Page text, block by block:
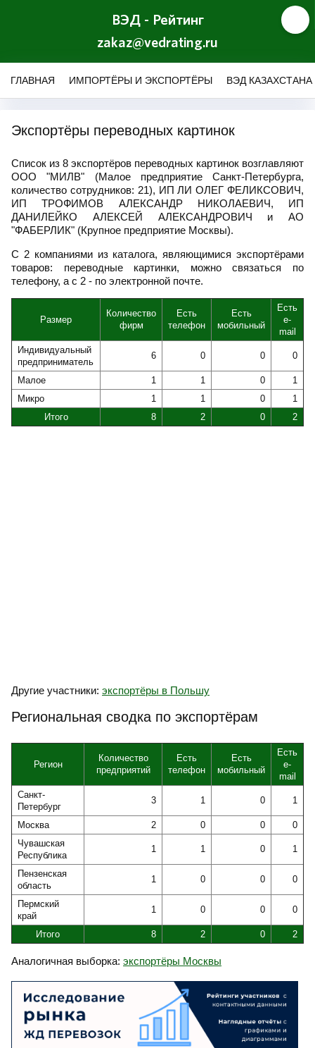
ВЭД - Рейтинг
zakaz@vedrating.ru
ГЛАВНАЯ ИМПОРТЁРЫ И ЭКСПОРТЁРЫ ВЭД КАЗАХСТАНА
Экспортёры переводных картинок
Список из 8 экспортёров переводных картинок возглавляют
ООО "МИЛВ" (Малое предприятие Санкт-Петербурга,
количество сотрудников: 21), ИП ЛИ ОЛЕГ ФЕЛИКСОВИЧ,
ИП ТРОФИМОВ АЛЕКСАНДР НИКОЛАЕВИЧ, ИП
ДАНИЛЕЙКО АЛЕКСЕЙ АЛЕКСАНДРОВИЧ и АО
"ФАБЕРЛИК" (Крупное предприятие Москвы).
С 2 компаниями из каталога, являющимися экспортёрами
товаров: переводные картинки, можно связаться по
телефону, а с 2 - по электронной почте.
Размер
Количество
фирм
Есть
телефон
Есть
мобильный
Есть
e-
mail
Индивидуальный
предприниматель
6 0 0 0
Малое 1 1 0
1
Микро
1 1 0
1
Итого
8 2 0 2
Другие участники: экспортёры в Польшу
Региональная сводка по экспортёрам
Регион
Количество
предприятий
Есть
телефон
Есть
мобильный
Есть
e-
mail
Санкт-
Петербург
3 1 0 1
Москва 2 0 0
0
Чувашская
Республика
1 1 0 1
Пензенская
область
1 0 0 0
Пермский
край
1 0 0 0
Итого 8 2 0 2
Аналогичная выборка: экспортёры Москвы